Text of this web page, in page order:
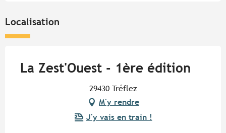
Localisation
La Zest'Ouest - 1ère édition
29430 Tréflez
M'y rendre
J'y vais en train !